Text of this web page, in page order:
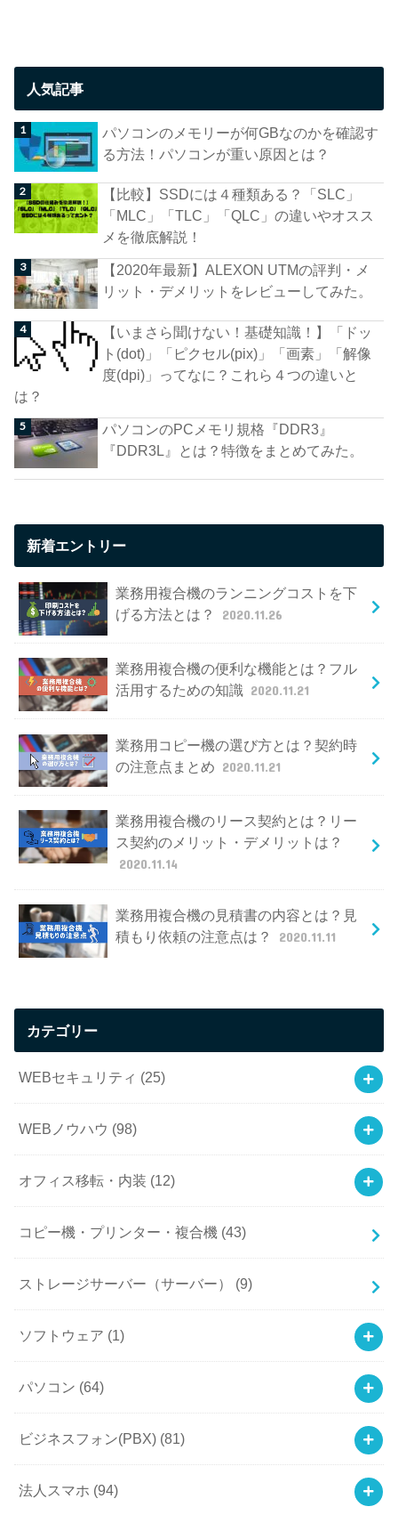
人気記事
パソコンのメモリーが何GBなのかを確認す
る方法！パソコンが重い原因とは？
【比較】SSDには４種類ある？「SLC」
「MLC」「TLC」「QLC」の違いやオスス
メを徹底解説！
【2020年最新】ALEXON UTMの評判・メ
リット・デメリットをレビューしてみた。
【いまさら聞けない！基礎知識！】「ドッ
ト(dot)」「ピクセル(pix)」「画素」「解像
度(dpi)」ってなに？これら４つの違いと
は？
パソコンのPCメモリ規格『DDR3』
『DDR3L』とは？特徴をまとめてみた。
新着エントリー
業務用複合機のランニングコストを下
げる方法とは？
2020.11.26
業務用複合機の便利な機能とは？フル
活用するための知識 2020.11.21
業務用コピー機の選び方とは？契約時
の注意点まとめ 2020.11.21
業務用複合機のリース契約とは？リー
ス契約のメリット・デメリットは？
2020.11.14
業務用複合機の見積書の内容とは？見
積もり依頼の注意点は？
2020.11.11
カテゴリー
WEBセキュリティ (25)
WEBノウハウ (98)
オフィス移転・内装 (12)
コピー機・プリンター・複合機 (43)
ストレージサーバー（サーバー） (9)
ソフトウェア (1)
パソコン (64)
ビジネスフォン(PBX) (81)
法人スマホ (94)